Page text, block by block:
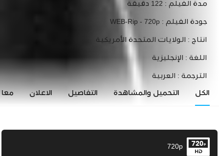
مدة الفيلم : 122 دقيقة
جودة الفيلم : WEB-Rip - 720p
انتاج : الولايات المتحدة الأمريكية
اللغة : الإنجليزية
الترجمة : العربية
الكل التحميل والمشاهدة التفاصيل الاعلان
720p